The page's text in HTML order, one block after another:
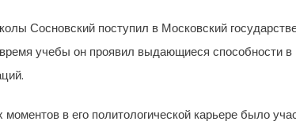
Сосновский поступил в Московский
учебы он проявил выдающиеся способности в
в его политологической карьере было